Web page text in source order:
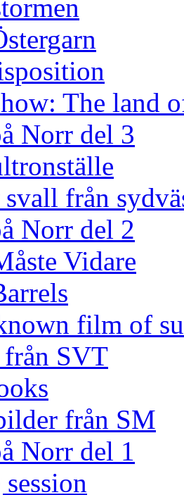
The land
Norr del 3
från
Norr del 2
Vidare
film of
SVT
från SM
Norr del 1